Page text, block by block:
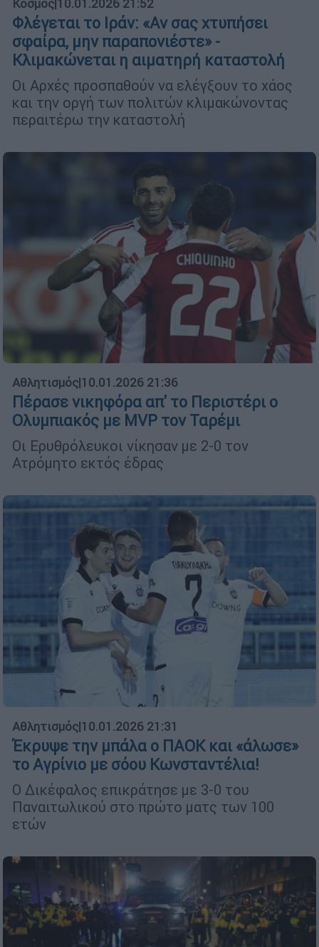
Κόσμος 10.01.2026 21:52
Φλέγεται το Ιράν: «Αν σας χτυπήσει
σφαίρα, μην παραπονιέστε» -
Κλιμακώνεται η αιματηρή καταστολή
Οι Αρχές προσπαθούν να ελέγξουν το χάος
και την οργή των πολιτών κλιμακώνοντας
περαιτέρω την καταστολή
Αθλητισμός|10.01.2026 21:36
Πέρασε νικηφόρα απ' το Περιστέρι ο
Ολυμπιακός με MVP τον Ταρέμι
Oι Ερυθρόλευκοι νίκησαν με 2-0 τον
Ατρόμητο εκτός έδρας
Αθλητισμός|10.01.2026 21:31
Έκρυψε την μπάλα ο ΠΑΟΚ και «άλωσε»
το Αγρίνιο με σόου Κωνσταντέλια!
O Δικέφαλος επικράτησε με 3-0 του
Παναιτωλικού στο πρώτο ματς των 100
ετών